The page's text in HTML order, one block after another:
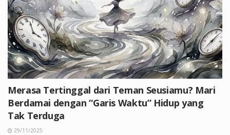
Merasa Tertinggal dari Teman Seusiamu? Mari
Berdamai dengan “Garis Waktu” Hidup yang
Tak Terduga
29/11/2025